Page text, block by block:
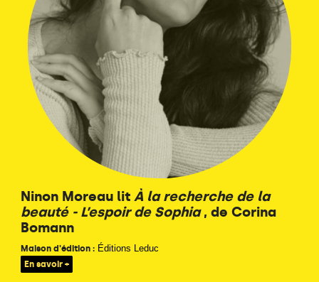
Ninon Moreau lit À la recherche de la
beauté - L’espoir de Sophia, de Corina
Bomann
Maison d'édition : Éditions Leduc
En savoir +